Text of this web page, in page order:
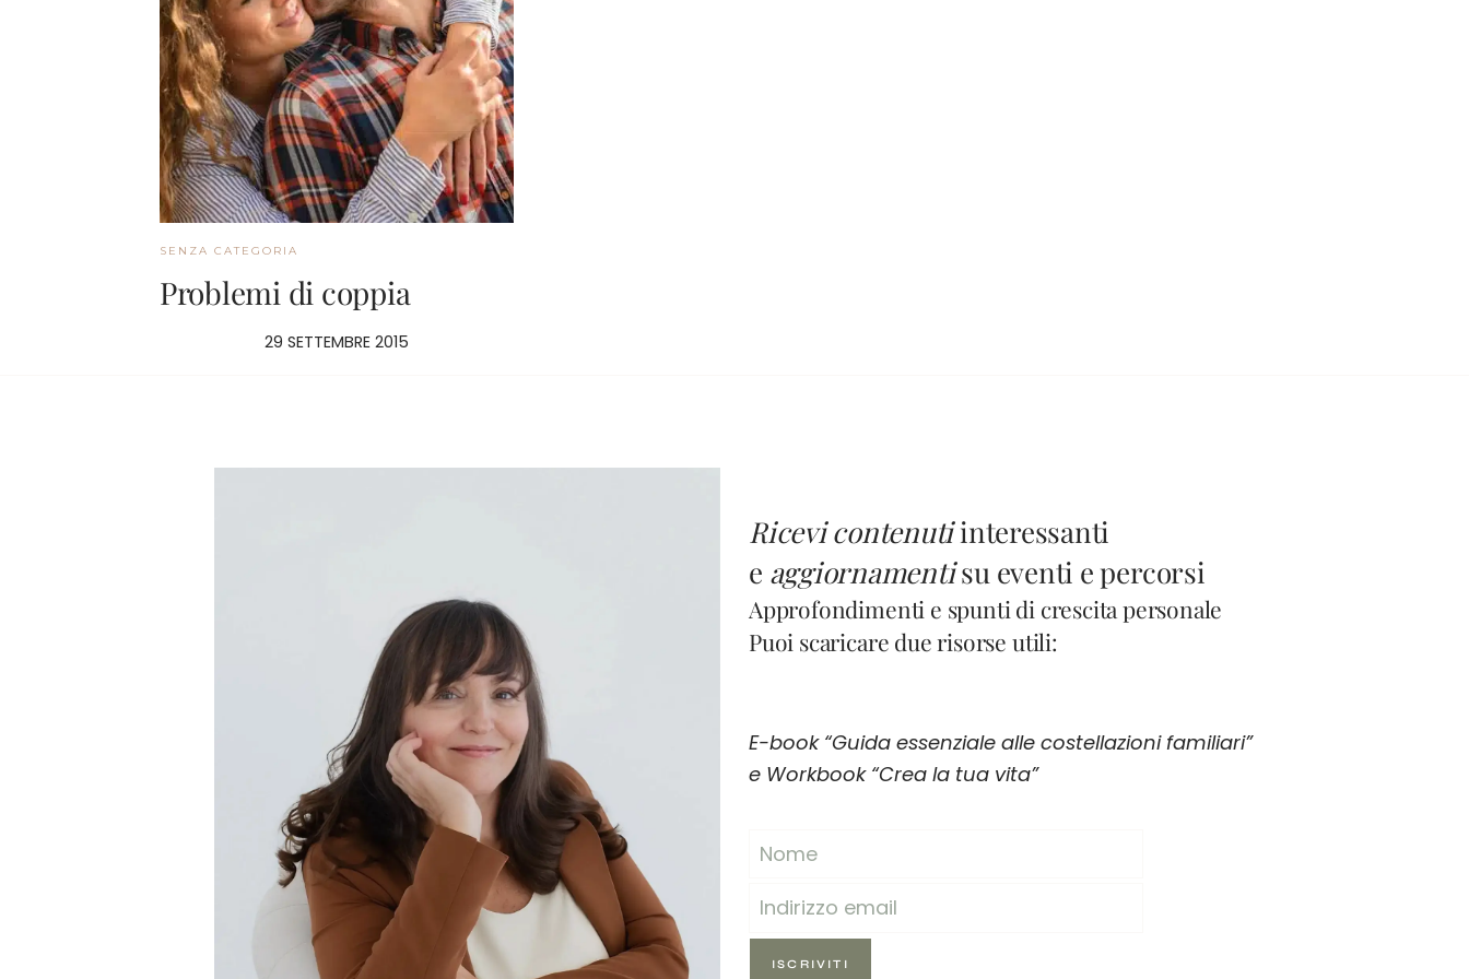
SENZA CATEGORIA
Problemi di coppia
29 SETTEMBRE 2015
Ricevi contenutiinteressanti
e aggiornamentisu eventi e percorsi
Approfondimenti e spunti di crescita personale
Puoi scaricare due risorse utili:
E-book “Guida essenziale alle costellazioni familiari”
e Workbook “Crea la tua vita”